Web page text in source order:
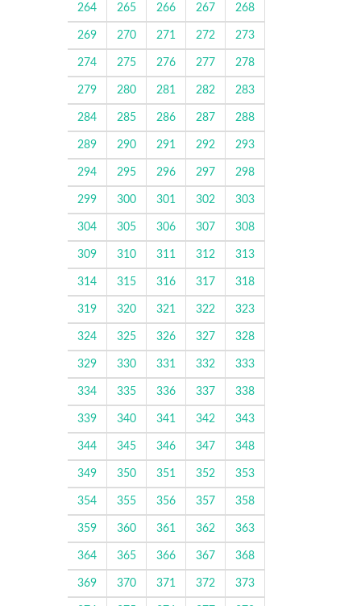
264 265 266 267 268
269 270 271 272 273
274 275 276 277 278
279 280 281 282 283
284 285 286 287 288
289 290 291 292 293
294 295 296 297 298
299 300 301 302 303
304 305 306 307 308
309 310 311 312 313
314 315 316 317 318
319 320 321 322 323
324 325 326 327 328
329 330 331 332 333
334 335 336 337 338
339 340 341 342 343
344 345 346 347 348
349 350 351 352 353
354 355 356 357 358
359 360 361 362 363
364 365 366 367 368
369 370 371 372 373